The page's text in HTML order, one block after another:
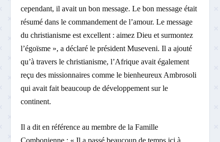
cependant, il avait un bon message. Le bon message était
résumé dans le commandement de l’amour. Le message
du christianisme est excellent : aimez Dieu et surmontez
l’égoïsme », a déclaré le président Museveni. Il a ajouté
qu’à travers le christianisme, l’Afrique avait également
reçu des missionnaires comme le bienheureux Ambrosoli
qui avait fait beaucoup de développement sur le
continent.
Il a dit en référence au membre de la Famille